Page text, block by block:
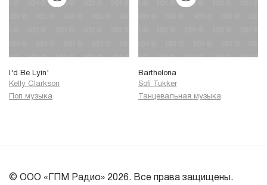
I'd Be Lyin'
Kelly Clarkson
Поп музыка
Barthelona
Sofi Tukker
Танцевальная музыка
© ООО «ГПМ Радио» 2026. Все права защищены.